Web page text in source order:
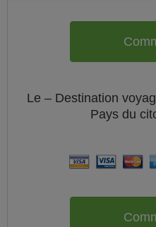
Le – Destination
Pays du